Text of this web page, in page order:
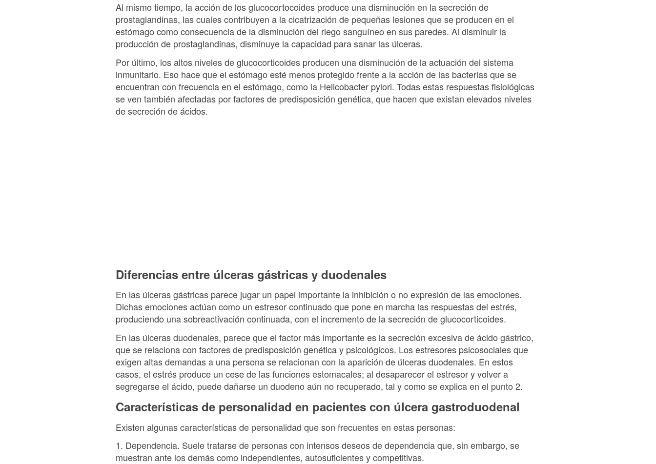
Al mismo tiempo, la acción de los glucocortocoides produce una disminución en la secreción de
prostaglandinas, las cuales contribuyen a la cicatrización de pequeñas lesiones que se producen en el
estómago como consecuencia de la disminución del riego sanguíneo en sus paredes. Al disminuir la
producción de prostaglandinas, disminuye la capacidad para sanar las úlceras.
Por último, los altos niveles de glucocorticoides producen una disminución de la actuación del sistema
inmunitario. Eso hace que el estómago esté menos protegido frente a la acción de las bacterias que se
encuentran con frecuencia en el estómago, como la Helicobacter pylori. Todas estas respuestas fisiológicas
se ven también afectadas por factores de predisposición genética, que hacen que existan elevados niveles
de secreción de ácidos.
Diferencias entre úlceras gástricas y duodenales
En las úlceras gástricas parece jugar un papel importante la inhibición o no expresión de las emociones.
Dichas emociones actúan como un estresor continuado que pone en marcha las respuestas del estrés,
produciendo una sobreactivación continuada, con el incremento de la secreción de glucocorticoides.
En las úlceras duodenales, parece que el factor más importante es la secreción excesiva de ácido gástrico,
que se relaciona con factores de predisposición genética y psicológicos. Los estresores psicosociales que
exigen altas demandas a una persona se relacionan con la aparición de úlceras duodenales. En estos
casos, el estrés produce un cese de las funciones estomacales; al desaparecer el estresor y volver a
segregarse el ácido, puede dañarse un duodeno aún no recuperado, tal y como se explica en el punto 2.
Características de personalidad en pacientes con úlcera gastroduodenal
Existen algunas características de personalidad que son frecuentes en estas personas:
1. Dependencia. Suele tratarse de personas con intensos deseos de dependencia que, sin embargo, se
muestran ante los demás como independientes, autosuficientes y competitivas.